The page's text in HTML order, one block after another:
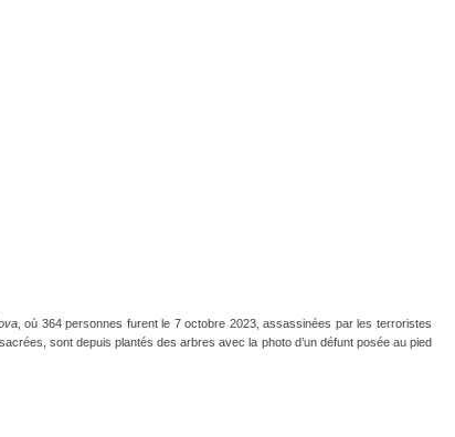
, où 364 personnes furent le 7 octobre 2023, assassinées par les terroristes
sont depuis plantés des arbres avec la photo d’un défunt posée au pied